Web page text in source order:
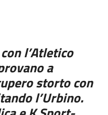
l’Atletico
a
storto con
l’Urbino.